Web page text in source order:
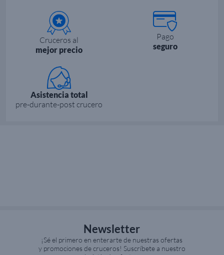
Cruceros al
mejor precio
Pago
seguro
Asistencia total
pre-durante-post crucero
Newsletter
¡Sé el primero en enterarte de nuestras ofertas
y promociones de cruceros! Suscríbete a nuestro